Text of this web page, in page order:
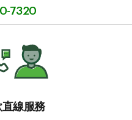
7320
線服務